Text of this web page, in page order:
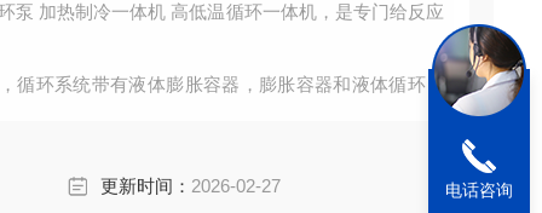
泵 加热制冷一体机 高低温循环一体机，是专门给反应
循环系统带有液体膨胀容器，膨胀容器和液体循环是
更新时间： 2026-02-27 电话咨询